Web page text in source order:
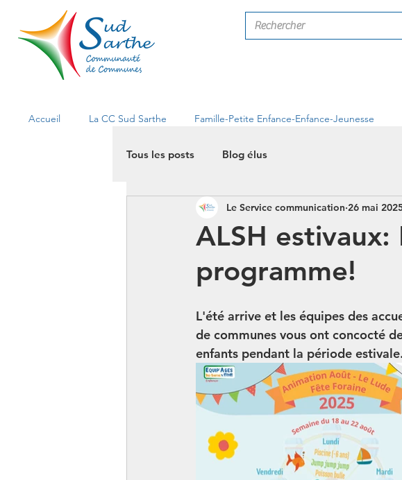
Tous les posts Blog élus
ALSH estivaux:
programme!
Le Service communication 26 mai
L'été arrive et les équipes des
de communes vous ont concocté
enfants pendant la période estivale.
Accueil La CC Sud Sarthe Famille-Petite Enfance-Enfance-Jeunesse